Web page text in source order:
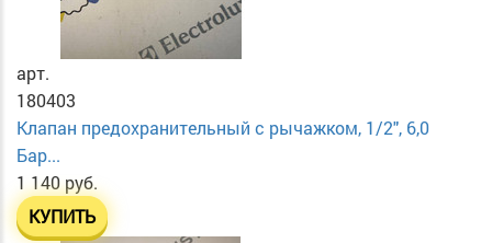
арт.
180403
Клапан предохранительный с рычажком, 1/2", 6,0
Бар...
1 140 руб.
КУПИТЬ